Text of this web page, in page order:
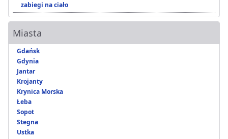
zabiegi na ciało
Miasta
Gdańsk
Gdynia
Jantar
Krojanty
Krynica Morska
Łeba
Sopot
Stegna
Ustka